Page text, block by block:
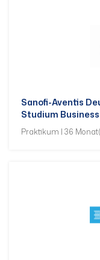
Sanofi-Aventis
Studium
Praktikum | 36